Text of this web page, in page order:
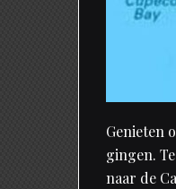
Genieten
gingen.
naar de